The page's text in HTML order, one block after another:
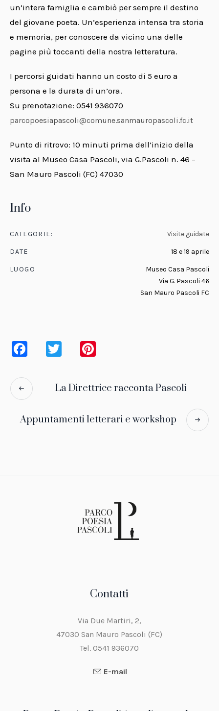
Info
CATEGORIE: Visite guidate
DATE 18 e 19 aprile
LUOGO
Museo Casa Pascoli
Via G. Pascoli 46
San Mauro Pascoli FC
un’intera famiglia e cambiò per sempre il destino
del giovane poeta. Un’esperienza intensa tra storia
e memoria, per conoscere da vicino una delle
pagine più toccanti della nostra letteratura.
I percorsi guidati hanno un costo di 5 euro a
persona e la durata di un’ora.
Su prenotazione: 0541 936070
parcopoesiapascoli@comune.sanmauropascoli.fc.it
Punto di ritrovo: 10 minuti prima dell’inizio della
visita al Museo Casa Pascoli, via G.Pascoli n. 46 –
San Mauro Pascoli (FC) 47030
Facebook
Twitter
La Direttrice racconta Pascoli
Appuntamenti letterari e workshop
Contatti
Via Due Martiri, 2,
47030 San Mauro Pascoli (FC)
Tel. 0541 936070
E-mail